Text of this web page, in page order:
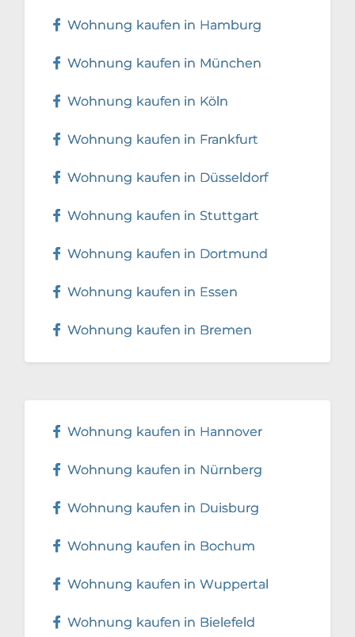
Wohnung kaufen in Hamburg
Wohnung kaufen in München
Wohnung kaufen in Köln
Wohnung kaufen in Frankfurt
Wohnung kaufen in Düsseldorf
Wohnung kaufen in Stuttgart
Wohnung kaufen in Dortmund
Wohnung kaufen in Essen
Wohnung kaufen in Bremen
Wohnung kaufen in Hannover
Wohnung kaufen in Nürnberg
Wohnung kaufen in Duisburg
Wohnung kaufen in Bochum
Wohnung kaufen in Wuppertal
Wohnung kaufen in Bielefeld